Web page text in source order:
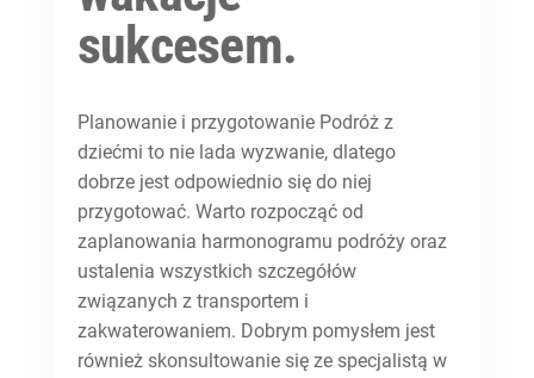
sukcesem.
Planowanie i przygotowanie Podróż z
dziećmi to nie lada wyzwanie, dlatego
dobrze jest odpowiednio się do niej
przygotować. Warto rozpocząć od
zaplanowania harmonogramu podróży oraz
ustalenia wszystkich szczegółów
związanych z transportem i
zakwaterowaniem. Dobrym pomysłem jest
również skonsultowanie się ze specjalistą w